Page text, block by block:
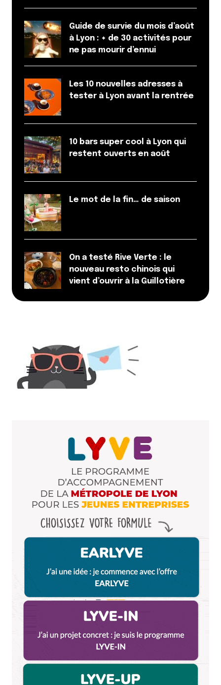
Le lieu est spacieux même si les tables sont proches
comme dans un bistrot. Le décor est vraiment
sympa, on s’y sent bien.
D’emblée, on nous prévient qu’il faut prévoir deux
heures pour le menu « Découverte ». Le service est
Nous resterons effectivement deux heures.
Nous avons beaucoup apprécié ce repas, ce
moment dans cet établissement et le rapport
qualité prix.
Répondre
Votre adresse e-mail ne sera pas publiée. Les
Name*
E-mail*
Prévenez-moi de tous les nouveaux commentaires
Et bim !
Guide de survie du mois d’août
à Lyon : + de 30 activités pour
ne pas mourir d’ennui
Les 10 nouvelles adresses à
tester à Lyon avant la rentrée
10 bars super cool à Lyon qui
restent ouverts en août
Le mot de la fin… de saison
On a testé Rive Verte : le
nouveau resto chinois qui
vient d’ouvrir à la Guillotière